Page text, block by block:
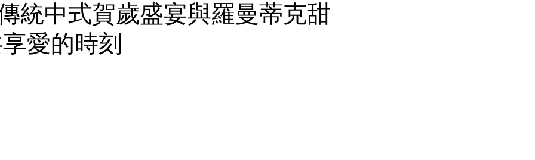
統中式賀歲盛宴與羅曼蒂克甜
愛的時刻